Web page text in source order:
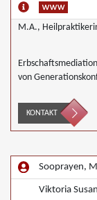
M.A.,
von
KONTAKT
Sooprayen,
Viktoria